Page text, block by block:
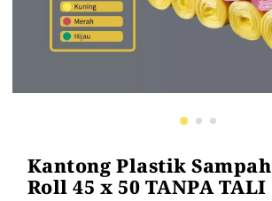
Kantong Plastik Sampah
Roll 45 x 50 TANPA TALI